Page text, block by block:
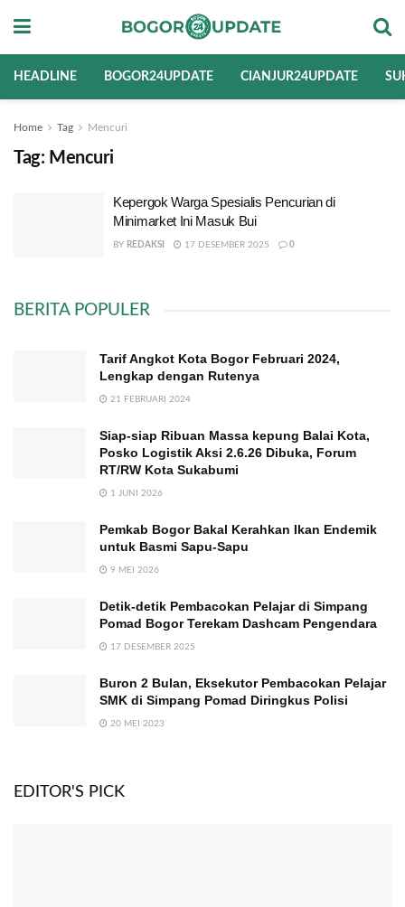
HEADLINE BOGOR24UPDATE CIANJUR24UPDATE
Home Tag Mencuri
Tag: Mencuri
Kepergok Warga Spesialis Pencurian di
Minimarket Ini Masuk Bui
BY REDAKSI 17 DESEMBER 2025 0
BERITA POPULER
Tarif Angkot Kota Bogor Februari 2024,
Lengkap dengan Rutenya
21 FEBRUARI 2024
Siap-siap Ribuan Massa kepung Balai Kota,
Posko Logistik Aksi 2.6.26 Dibuka, Forum
RT/RW Kota Sukabumi
1 JUNI 2026
Pemkab Bogor Bakal Kerahkan Ikan Endemik
untuk Basmi Sapu-Sapu
9 MEI 2026
Detik-detik Pembacokan Pelajar di Simpang
Pomad Bogor Terekam Dashcam Pengendara
17 DESEMBER 2025
Buron 2 Bulan, Eksekutor Pembacokan Pelajar
SMK di Simpang Pomad Diringkus Polisi
20 MEI 2023
EDITOR'S PICK